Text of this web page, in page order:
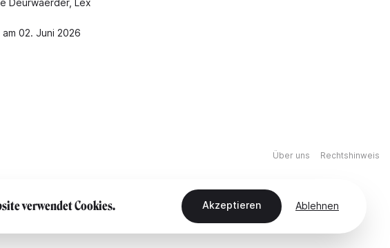
Deurwaerder, Lex
02. Juni 2026
Über uns Rechtshinweis
verwendet Cookies. Akzeptieren Ablehnen